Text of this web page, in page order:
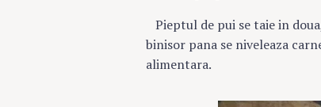
Pieptul de pui se taie in
binisor pana se niveleaza
alimentara.